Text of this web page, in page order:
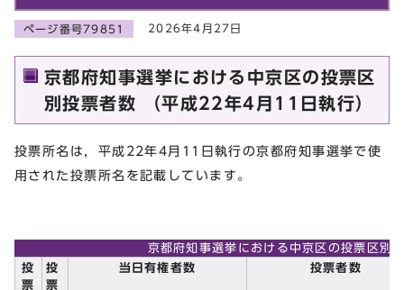
ページ番号79851 2026年4月27日
京都府知事選挙における中京区の投票区
別投票者数 （平成22年4月11日執行）
投票所名は，平成22年4月11日執行の京都府知事選挙で使
用された投票所名を記載しています。
京都府知事選挙における中京区の投票区別
投
票
投
票
当日有権者数 投票者数